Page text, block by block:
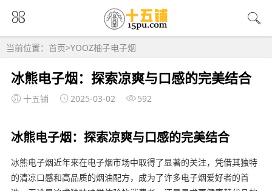
当前位置： 首页>YOOZ柚子电子烟
冰熊电子烟：探索凉爽与口感的完美结合
十五铺 2025-03-02 592
冰熊电子烟：探索凉爽与口感的完美结合
冰熊电子烟近年来在电子烟市场中取得了显著的关注，凭借其独特
的清凉口感和高品质的烟油配方，成为了许多电子烟爱好者的首